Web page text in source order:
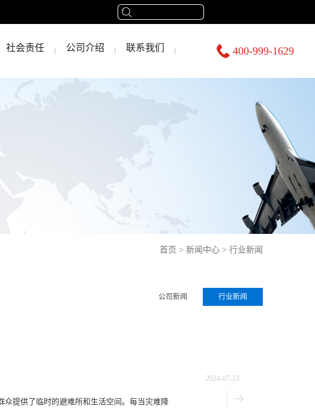
社会责任 公司介绍 联系我们 400-999-1629
首页 > 新闻中心 > 行业新闻
公司新闻 行业新闻
2024-07-23
众提供了临时的避难所和生活空间。每当灾难降